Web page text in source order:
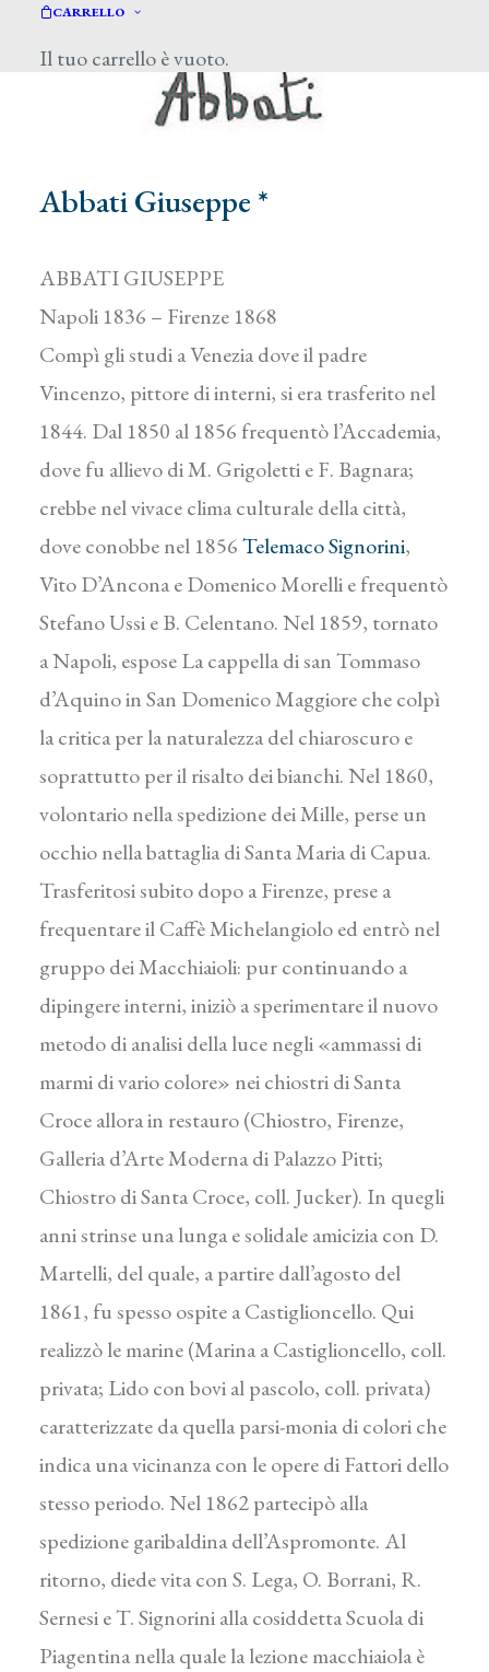
CARRELLO
Il tuo carrello è vuoto.
Abbati Giuseppe *
ABBATI GIUSEPPE
Napoli 1836 – Firenze 1868
Compì gli studi a Venezia dove il padre
Vincenzo, pittore di interni, si era trasferito nel
1844. Dal 1850 al 1856 frequentò l’Accademia,
dove fu allievo di M. Grigoletti e F. Bagnara;
crebbe nel vivace clima culturale della città,
dove conobbe nel 1856Telemaco Signorini,
Vito D’Ancona e Domenico Morelli e frequentò
Stefano Ussi e B. Celentano. Nel 1859, tornato
a Napoli, espose La cappella di san Tommaso
d’Aquino in San Domenico Maggiore che colpì
la critica per la naturalezza del chiaroscuro e
soprattutto per il risalto dei bianchi. Nel 1860,
volontario nella spedizione dei Mille, perse un
occhio nella battaglia di Santa Maria di Capua.
Trasferitosi subito dopo a Firenze, prese a
frequentare il Caffè Michelangiolo ed entrò nel
gruppo dei Macchiaioli: pur continuando a
dipingere interni, iniziò a sperimentare il nuovo
metodo di analisi della luce negli «ammassi di
marmi di vario colore» nei chiostri di Santa
Croce allora in restauro (Chiostro, Firenze,
Galleria d’Arte Moderna di Palazzo Pitti;
Chiostro di Santa Croce, coll. Jucker). In quegli
anni strinse una lunga e solidale amicizia con D.
Martelli, del quale, a partire dall’agosto del
1861, fu spesso ospite a Castiglioncello. Qui
realizzò le marine (Marina a Castiglioncello, coll.
privata; Lido con bovi al pascolo, coll. privata)
caratterizzate da quella parsi-monia di colori che
indica una vicinanza con le opere di Fattori dello
stesso periodo. Nel 1862 partecipò alla
spedizione garibaldina dell’Aspromonte. Al
ritorno, diede vita con S. Lega, O. Borrani, R.
Sernesi e T. Signorini alla cosiddetta Scuola di
Piagentina nella quale la lezione macchiaiola è